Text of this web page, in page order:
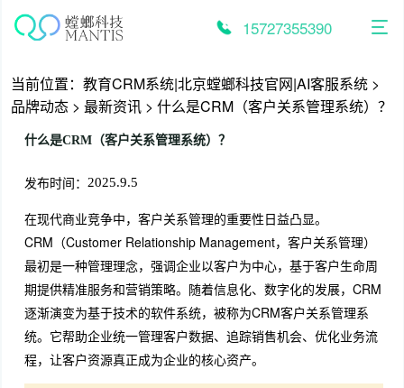
15727355390
当前位置： 教育CRM系统|北京螳螂科技官网|AI客服系统 >
品牌动态 > 最新资讯 > 什么是CRM（客户关系管理系统）？
什么是CRM（客户关系管理系统）？
发布时间： 2025.9.5
在现代商业竞争中，客户关系管理的重要性日益凸显。
CRM（Customer Relationship Management，客户关系管理）
最初是一种管理理念，强调企业以客户为中心，基于客户生命周
期提供精准服务和营销策略。随着信息化、数字化的发展，CRM
逐渐演变为基于技术的软件系统，被称为CRM客户关系管理系
统。它帮助企业统一管理客户数据、追踪销售机会、优化业务流
程，让客户资源真正成为企业的核心资产。